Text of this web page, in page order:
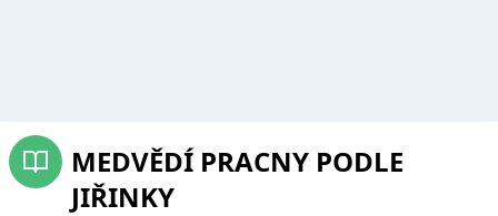
MEDVĚDÍ PRACNY PODLE
JIŘINKY